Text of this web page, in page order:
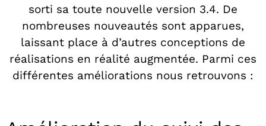
sorti sa toute nouvelle version 3.4. De
nombreuses nouveautés sont apparues,
laissant place à d’autres conceptions de
réalisations en réalité augmentée. Parmi ces
différentes améliorations nous retrouvons :